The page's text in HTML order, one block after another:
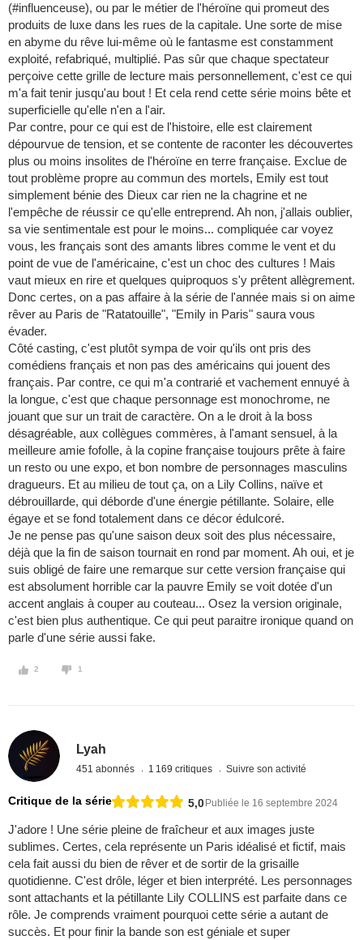
(#influenceuse), ou par le métier de l'héroïne qui promeut des
produits de luxe dans les rues de la capitale. Une sorte de mise
en abyme du rêve lui-même où le fantasme est constamment
exploité, refabriqué, multiplié. Pas sûr que chaque spectateur
perçoive cette grille de lecture mais personnellement, c'est ce qui
m'a fait tenir jusqu'au bout ! Et cela rend cette série moins bête et
superficielle qu'elle n'en a l'air.
Par contre, pour ce qui est de l'histoire, elle est clairement
dépourvue de tension, et se contente de raconter les découvertes
plus ou moins insolites de l'héroïne en terre française. Exclue de
tout problème propre au commun des mortels, Emily est tout
simplement bénie des Dieux car rien ne la chagrine et ne
l'empêche de réussir ce qu'elle entreprend. Ah non, j'allais oublier,
sa vie sentimentale est pour le moins... compliquée car voyez
vous, les français sont des amants libres comme le vent et du
point de vue de l'américaine, c'est un choc des cultures ! Mais
vaut mieux en rire et quelques quiproquos s'y prêtent allègrement.
Donc certes, on a pas affaire à la série de l'année mais si on aime
rêver au Paris de "Ratatouille", "Emily in Paris" saura vous
évader.
Côté casting, c'est plutôt sympa de voir qu'ils ont pris des
comédiens français et non pas des américains qui jouent des
français. Par contre, ce qui m'a contrarié et vachement ennuyé à
la longue, c'est que chaque personnage est monochrome, ne
jouant que sur un trait de caractère. On a le droit à la boss
désagréable, aux collègues commères, à l'amant sensuel, à la
meilleure amie fofolle, à la copine française toujours prête à faire
un resto ou une expo, et bon nombre de personnages masculins
dragueurs. Et au milieu de tout ça, on a Lily Collins, naïve et
débrouillarde, qui déborde d'une énergie pétillante. Solaire, elle
égaye et se fond totalement dans ce décor édulcoré.
Je ne pense pas qu'une saison deux soit des plus nécessaire,
déjà que la fin de saison tournait en rond par moment. Ah oui, et je
suis obligé de faire une remarque sur cette version française qui
est absolument horrible car la pauvre Emily se voit dotée d'un
accent anglais à couper au couteau... Osez la version originale,
c'est bien plus authentique. Ce qui peut paraitre ironique quand on
parle d'une série aussi fake.
2 1
Lyah
451 abonnés 1 169 critiques Suivre son activité
Critique de la série 5,0 Publiée le 16 septembre 2024
J'adore ! Une série pleine de fraîcheur et aux images juste
sublimes. Certes, cela représente un Paris idéalisé et fictif, mais
cela fait aussi du bien de rêver et de sortir de la grisaille
quotidienne. C'est drôle, léger et bien interprété. Les personnages
sont attachants et la pétillante Lily COLLINS est parfaite dans ce
rôle. Je comprends vraiment pourquoi cette série a autant de
succès. Et pour finir la bande son est géniale et super